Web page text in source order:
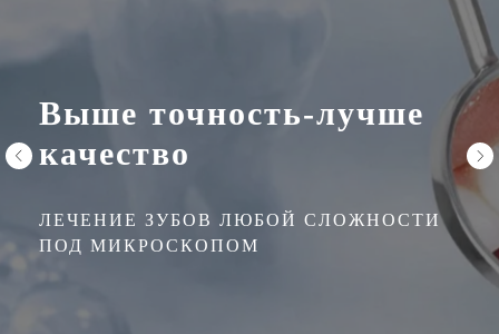
Выше точность-лучше
качество
ЛЕЧЕНИЕ ЗУБОВ ЛЮБОЙ СЛОЖНОСТИ
ПОД МИКРОСКОПОМ